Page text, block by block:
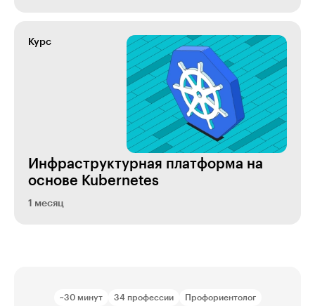
Курс
Инфраструктурная платформа на
основе Kubernetes
1 месяц
~30 минут 34 профессии Профориентолог